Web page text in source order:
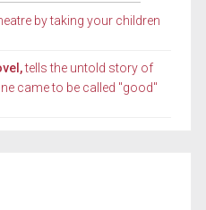
by taking your children
tells the untold story of
came to be called "good"